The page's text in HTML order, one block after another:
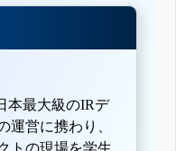
本最大級のIRデ
運営に携わり、
トの現場を学生